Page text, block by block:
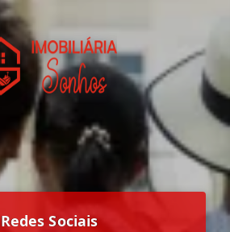
Redes Sociais